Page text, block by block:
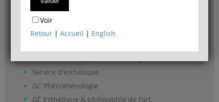
Accès & plans
Bibliothèque du Département de philosophie
Service d'esthétique
GC Phénoménologie
GC Esthétique & philosophie de l'art
Voir
Retour |Accueil | English